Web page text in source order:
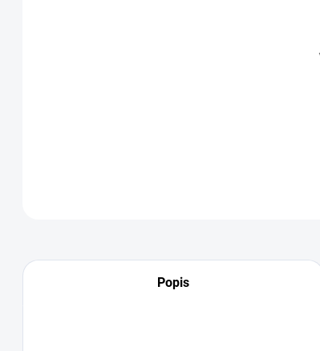
Popis